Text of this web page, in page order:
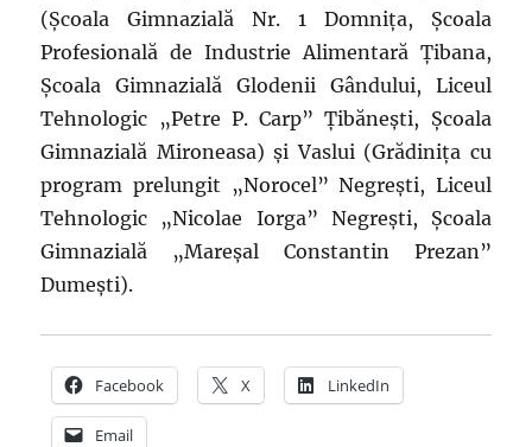
(Școala Gimnazială Nr. 1 Domnița, Școala
Profesională de Industrie Alimentară Țibana,
Școala Gimnazială Glodenii Gândului, Liceul
Tehnologic „Petre P. Carp” Țibănești, Școala
Gimnazială Mironeasa) și Vaslui (Grădinița cu
program prelungit „Norocel” Negrești, Liceul
Tehnologic „Nicolae Iorga” Negrești, Școala
Gimnazială „Mareșal Constantin Prezan”
Dumești).
Facebook X LinkedIn
Email